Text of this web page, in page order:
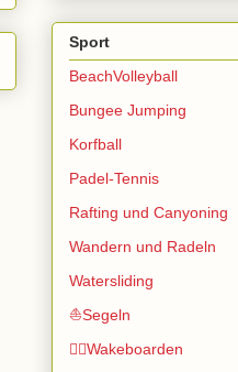
Sport
BeachVolleyball
Bungee Jumping
Korfball
Padel-Tennis
Rafting und Canyoning
Wandern und Radeln
Watersliding
⛵Segeln
🏄🏽Wakeboarden